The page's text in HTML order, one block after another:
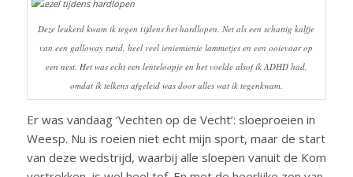
Deze leukerd kwam ik tegen tijdens het hardlopen. Net als een schattig kalfje
van een galloway rund, heel veel ieniemienie lammetjes en een ooievaar op
een nest. Het was echt een lenteloopje en het voelde alsof ik ADHD had,
omdat ik telkens afgeleid was door alles wat ik tegenkwam.
Er was vandaag ‘Vechten op de Vecht’: sloeproeien in
Weesp. Nu is roeien niet echt mijn sport, maar de start
van deze wedstrijd, waarbij alle sloepen vanuit de Kom